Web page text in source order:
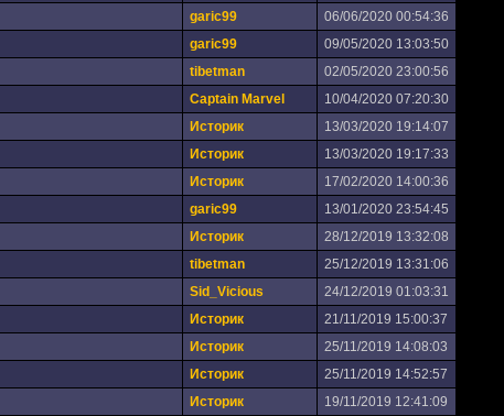
garic99
06/06/2020 00:54:36
garic99
09/05/2020 13:03:50
tibetman
02/05/2020 23:00:56
Captain Marvel
10/04/2020 07:20:30
Историк
13/03/2020 19:14:07
Историк
13/03/2020 19:17:33
Историк
17/02/2020 14:00:36
garic99
13/01/2020 23:54:45
Историк
28/12/2019 13:32:08
tibetman
25/12/2019 13:31:06
Sid_Vicious
24/12/2019 01:03:31
Историк
21/11/2019 15:00:37
Историк
25/11/2019 14:08:03
Историк
25/11/2019 14:52:57
Историк
19/11/2019 12:41:09